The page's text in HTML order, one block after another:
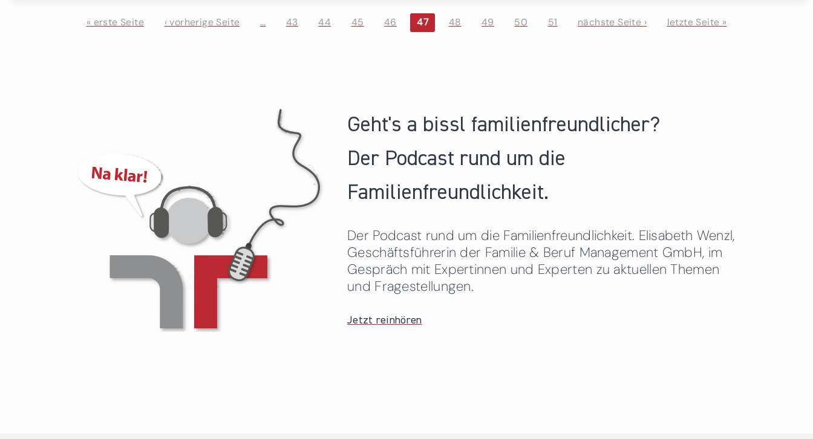
« erste Seite ‹ vorherige Seite … 43 44 45 46 47 48 49 50 51 nächste Seite › letzte Seite »
Geht's a bissl familienfreundlicher?
Der Podcast rund um die
Familienfreundlichkeit.
Der Podcast rund um die Familienfreundlichkeit. Elisabeth Wenzl,
Geschäftsführerin der Familie & Beruf Management GmbH, im
Gespräch mit Expertinnen und Experten zu aktuellen Themen
und Fragestellungen.
Jetzt reinhören